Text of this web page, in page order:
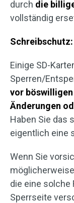
durch die
vollständig
Einige SD-
Sperren/
vor
Änderungen
Haben Sie das
eigentlich eine
Wenn Sie
die eine solche
Sperrseite